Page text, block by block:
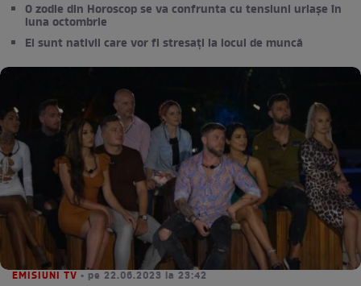
O zodie din Horoscop se va confrunta cu tensiuni uriașe în
luna octombrie
Ei sunt nativii care vor fi stresați la locul de muncă
EMISIUNI TV • pe 22.06.2023 la 23:42